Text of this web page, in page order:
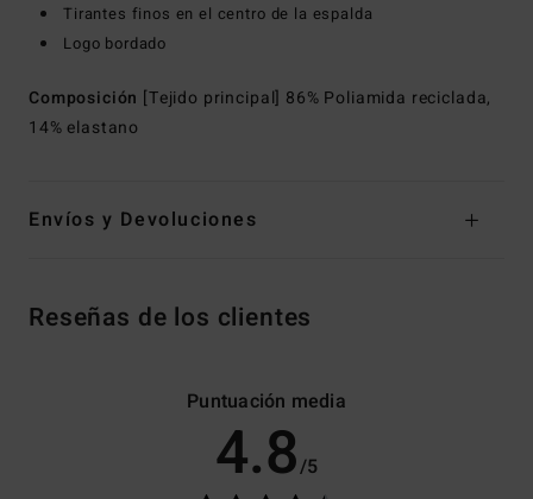
Tirantes finos en el centro de la espalda
Logo bordado
Composición [Tejido principal] 86% Poliamida reciclada,
14% elastano
Envíos y Devoluciones
Reseñas de los clientes
Puntuación media
4.8/5